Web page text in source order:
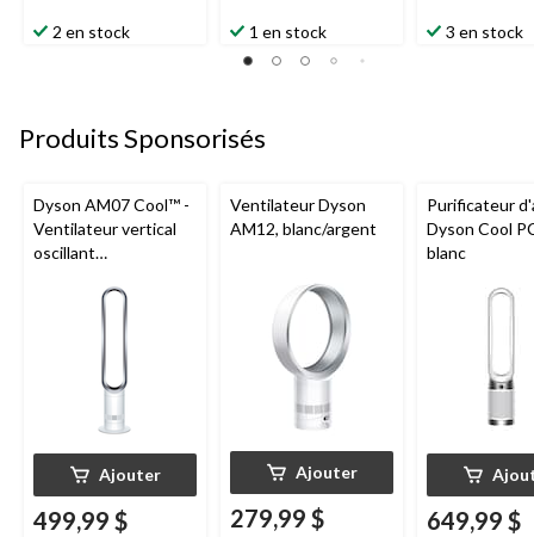
2 en stock 1 en stock 3 en stock
Produits Sponsorisés
Dyson AM07 Cool™ -
Ventilateur vertical
oscillant
télécommande, 10
blanc/argent
Ajouter
499,99 $
Ventilateur Dyson
AM12, blanc/argent
Ajouter
279,99 $
Purificateur
Dyson Cool
blanc
649,99 $